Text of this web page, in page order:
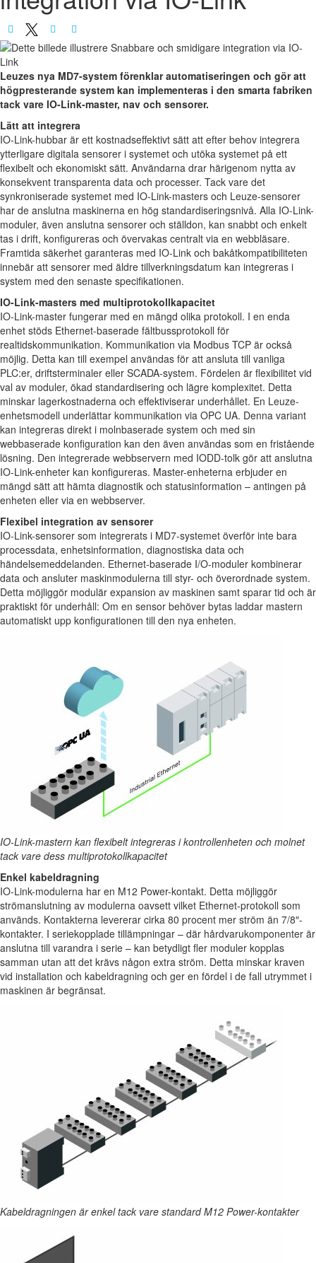
Leuzes nya MD7-system förenklar automatiseringen och gör att
högpresterande system kan implementeras i den smarta fabriken
tack vare IO-Link-master, nav och sensorer.
Lätt att integrera
IO-Link-hubbar är ett kostnadseffektivt sätt att efter behov integrera
ytterligare digitala sensorer i systemet och utöka systemet på ett
flexibelt och ekonomiskt sätt. Användarna drar härigenom nytta av
konsekvent transparenta data och processer. Tack vare det
synkroniserade systemet med IO-Link-masters och Leuze-sensorer
har de anslutna maskinerna en hög standardiseringsnivå. Alla IO-Link-
moduler, även anslutna sensorer och ställdon, kan snabbt och enkelt
tas i drift, konfigureras och övervakas centralt via en webbläsare.
Framtida säkerhet garanteras med IO-Link och bakåtkompatibiliteten
innebär att sensorer med äldre tillverkningsdatum kan integreras i
system med den senaste specifikationen.
IO-Link-masters med multiprotokollkapacitet
IO-Link-master fungerar med en mängd olika protokoll. I en enda
enhet stöds Ethernet-baserade fältbussprotokoll för
realtidskommunikation. Kommunikation via Modbus TCP är också
möjlig. Detta kan till exempel användas för att ansluta till vanliga
PLC:er, driftsterminaler eller SCADA-system. Fördelen är flexibilitet vid
val av moduler, ökad standardisering och lägre komplexitet. Detta
minskar lagerkostnaderna och effektiviserar underhållet. En Leuze-
enhetsmodell underlättar kommunikation via OPC UA. Denna variant
kan integreras direkt i molnbaserade system och med sin
webbaserade konfiguration kan den även användas som en fristående
lösning. Den integrerade webbservern med IODD-tolk gör att anslutna
IO-Link-enheter kan konfigureras. Master-enheterna erbjuder en
mängd sätt att hämta diagnostik och statusinformation – antingen på
enheten eller via en webbserver.
Flexibel integration av sensorer
IO-Link-sensorer som integrerats i MD7-systemet överför inte bara
processdata, enhetsinformation, diagnostiska data och
händelsemeddelanden. Ethernet-baserade I/O-moduler kombinerar
data och ansluter maskinmodulerna till styr- och överordnade system.
Detta möjliggör modulär expansion av maskinen samt sparar tid och är
praktiskt för underhåll: Om en sensor behöver bytas laddar mastern
automatiskt upp konfigurationen till den nya enheten.
IO-Link-mastern kan flexibelt integreras i kontrollenheten och molnet
tack vare dess multiprotokollkapacitet
Enkel kabeldragning
IO-Link-modulerna har en M12 Power-kontakt. Detta möjliggör
strömanslutning av modulerna oavsett vilket Ethernet-protokoll som
används. Kontakterna levererar cirka 80 procent mer ström än 7/8″-
kontakter. I seriekopplade tillämpningar – där hårdvarukomponenter är
anslutna till varandra i serie – kan betydligt fler moduler kopplas
samman utan att det krävs någon extra ström. Detta minskar kraven
vid installation och kabeldragning och ger en fördel i de fall utrymmet i
maskinen är begränsat.
Kabeldragningen är enkel tack vare standard M12 Power-kontakter